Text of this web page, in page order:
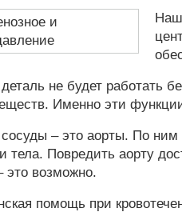
Наш
не будет работать
Именно эти
– это аорты. По ним
тела. Повредить аорту
это возможно.
помощь при